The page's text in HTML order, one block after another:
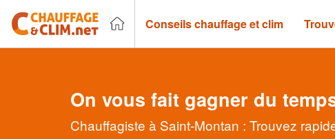
Conseils chauffage et clim
On vous fait gagner du
Chauffagiste à Saint-Montan : Trouvez